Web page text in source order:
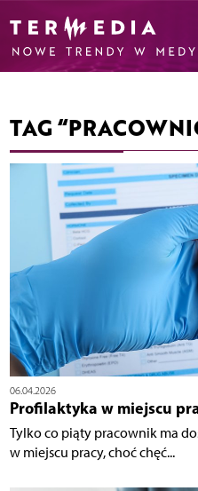
TAG
06.04.2026
Profilaktyka w miejscu
Tylko co piąty pracownik ma
w miejscu pracy, choć chęć...